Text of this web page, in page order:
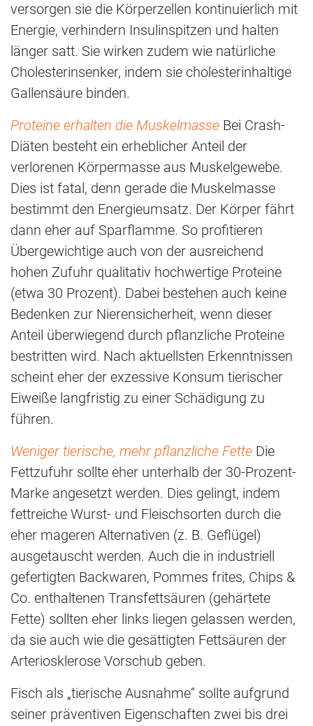
versorgen sie die Körperzellen kontinuierlich mit
Energie, verhindern Insulinspitzen und halten
länger satt. Sie wirken zudem wie natürliche
Cholesterinsenker, indem sie cholesterinhaltige
Gallensäure binden.
Proteine erhalten die Muskelmasse Bei Crash-
Diäten besteht ein erheblicher Anteil der
verlorenen Körpermasse aus Muskelgewebe.
Dies ist fatal, denn gerade die Muskelmasse
bestimmt den Energieumsatz. Der Körper fährt
dann eher auf Sparflamme. So profitieren
Übergewichtige auch von der ausreichend
hohen Zufuhr qualitativ hochwertige Proteine
(etwa 30 Prozent). Dabei bestehen auch keine
Bedenken zur Nierensicherheit, wenn dieser
Anteil überwiegend durch pflanzliche Proteine
bestritten wird. Nach aktuellsten Erkenntnissen
scheint eher der exzessive Konsum tierischer
Eiweiße langfristig zu einer Schädigung zu
führen.
Weniger tierische, mehr pflanzliche Fette Die
Fettzufuhr sollte eher unterhalb der 30-Prozent-
Marke angesetzt werden. Dies gelingt, indem
fettreiche Wurst- und Fleischsorten durch die
eher mageren Alternativen (z. B. Geflügel)
ausgetauscht werden. Auch die in industriell
gefertigten Backwaren, Pommes frites, Chips &
Co. enthaltenen Transfettsäuren (gehärtete
Fette) sollten eher links liegen gelassen werden,
da sie auch wie die gesättigten Fettsäuren der
Arteriosklerose Vorschub geben.
Fisch als „tierische Ausnahme“ sollte aufgrund
seiner präventiven Eigenschaften zwei bis drei